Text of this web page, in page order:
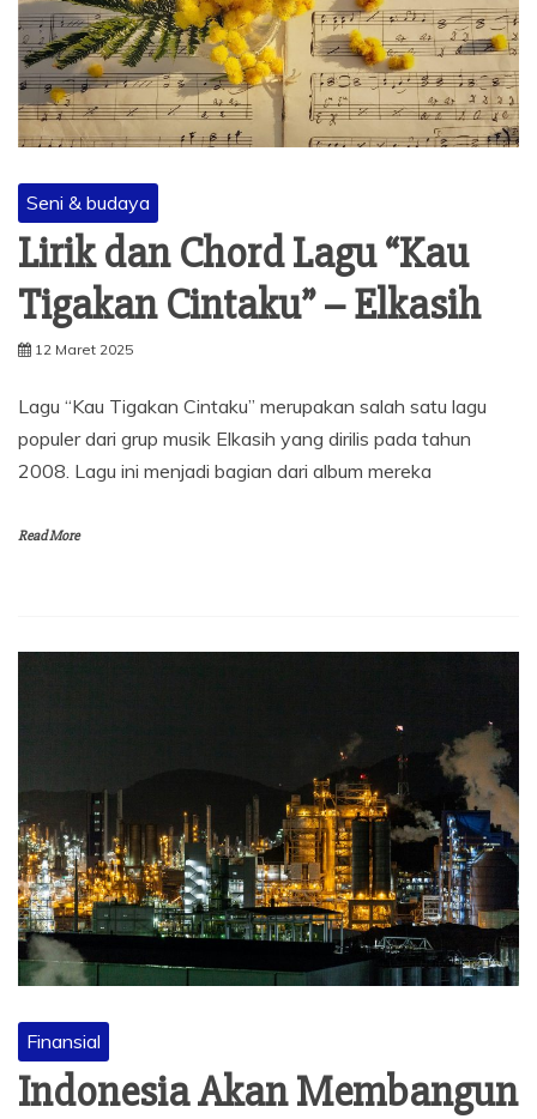
Seni & budaya
Lirik dan Chord Lagu “Kau
Tigakan Cintaku” – Elkasih
12 Maret 2025
Lagu “Kau Tigakan Cintaku” merupakan salah satu lagu
populer dari grup musik Elkasih yang dirilis pada tahun
2008. Lagu ini menjadi bagian dari album mereka
Read More
Finansial
Indonesia Akan Membangun